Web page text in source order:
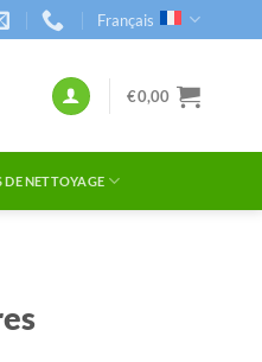
Français
€0,00
DE NETTOYAGE